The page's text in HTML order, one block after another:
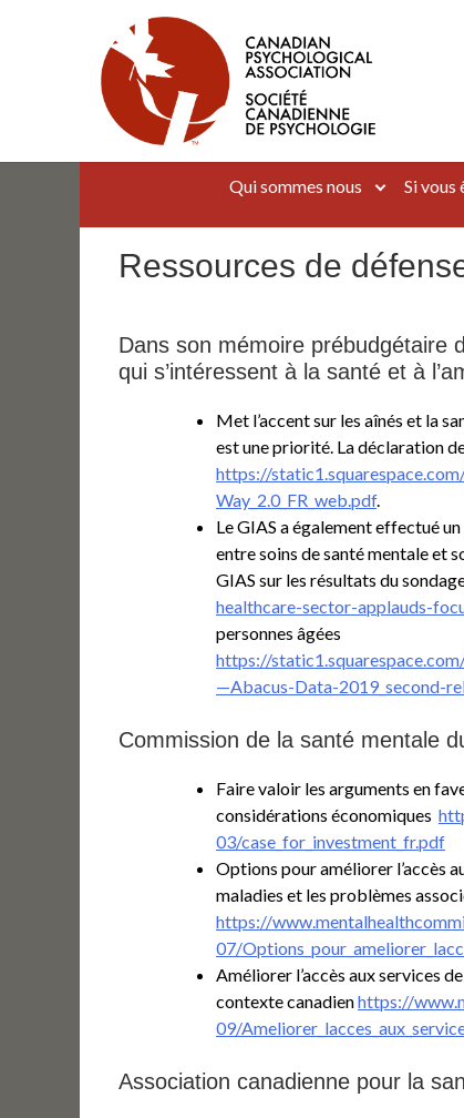
Canadian Psychological Association
The national voice for psychology in Canada
Qui sommes nous Si vous
Ressources de
Dans son mémoire prébudgétaire
qui s’intéressent à la santé et à
Met l’accent sur les aînés et la
est une priorité. La déclaration
https://
Way_2.0_FR_web.pdf.
Le GIAS a également effectué
entre soins de santé mentale et
GIAS sur les résultats du
healthcare-sector-applauds-
personnes âgées
https://
—Abacus-Data-2019_second-
Commission de la santé mentale
Faire valoir les arguments en
considérations économiques
03/case_for_investment_fr.pdf
Options pour améliorer l’accès
maladies et les problèmes
https://
07/
Améliorer l’accès aux services
contexte canadienhttps://
09/
Association canadienne pour la